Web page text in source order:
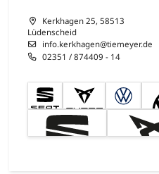
Kerkhagen 25, 58513
Lüdenscheid
info.kerkhagen@tiemeyer.de
02351 / 874409 - 14